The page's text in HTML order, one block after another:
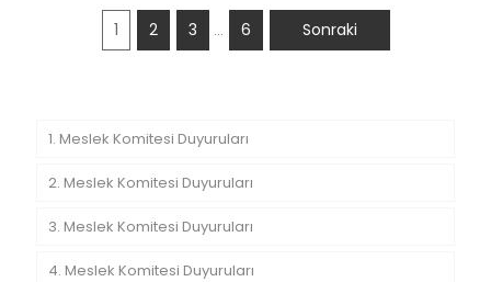
1 2 3 … 6 Sonraki
1. Meslek Komitesi Duyuruları
2. Meslek Komitesi Duyuruları
3. Meslek Komitesi Duyuruları
4. Meslek Komitesi Duyuruları